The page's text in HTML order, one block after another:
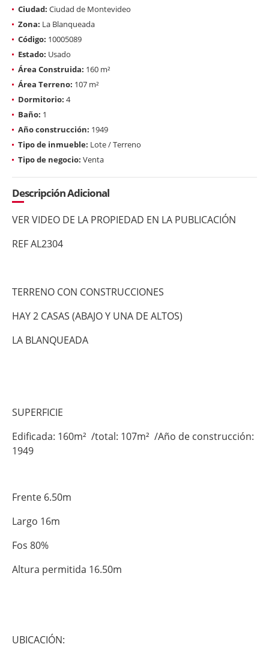
Ciudad: Ciudad de Montevideo
Zona: La Blanqueada
Código: 10005089
Estado: Usado
Área Construida: 160 m²
Área Terreno: 107 m²
Dormitorio: 4
Baño: 1
Año construcción: 1949
Tipo de inmueble: Lote / Terreno
Tipo de negocio: Venta
Descripción Adicional
VER VIDEO DE LA PROPIEDAD EN LA PUBLICACIÓN
REF AL2304
TERRENO CON CONSTRUCCIONES
HAY 2 CASAS (ABAJO Y UNA DE ALTOS)
LA BLANQUEADA
SUPERFICIE
Edificada: 160m² /total: 107m² /Año de construcción:
1949
Frente 6.50m
Largo 16m
Fos 80%
Altura permitida 16.50m
UBICACIÓN: